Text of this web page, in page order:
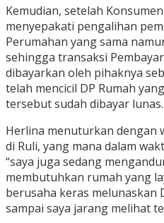
Kemudian, setelah
menyepakati pengalihan
Perumahan yang sama
sehingga transaksi
dibayarkan oleh pihaknya
telah mencicil DP Rumah
tersebut sudah dibayar lunas.
Herlina menuturkan dengan
di Ruli, yang mana dalam
“saya juga sedang
membutuhkan rumah yang
berusaha keras melunaskan
sampai saya jarang melihat